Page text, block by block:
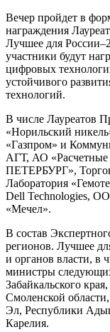
Вечер пройдет в
награждения
Лучшее для
участники будут
цифровых
устойчивого
технологий.
В числе Лауреатов
«Норильский
«Газпром» и
АГТ, АО
ПЕТЕРБУРГ»,
Лаборатория
Dell Technologies,
«Мечел».
В состав
регионов. Лучшее
и органов власти, в
министры
Забайкальского
Смоленской
Эл, Республики
Карелия.